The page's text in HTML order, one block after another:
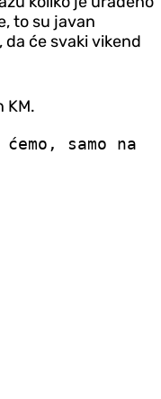
to su javan
će svaki vikend
KM.
samo na